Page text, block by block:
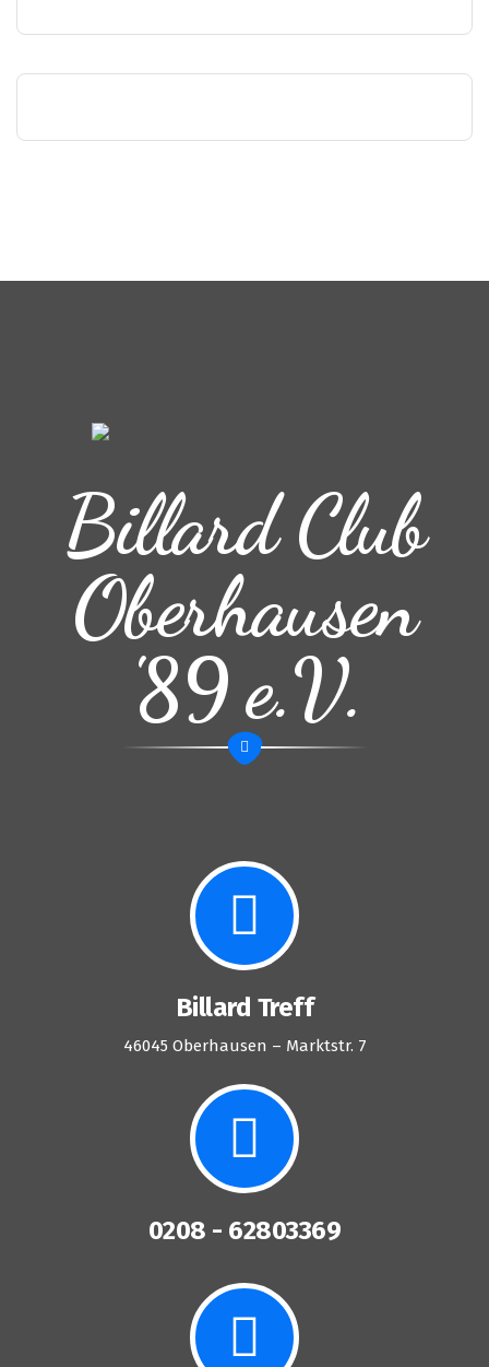
Billard Club
Oberhausen
'89 e.V.
Billard Treff
46045 Oberhausen – Marktstr. 7
0208 - 62803369